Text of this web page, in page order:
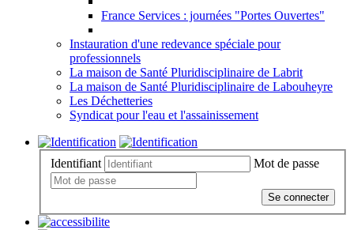
France Services : journées "Portes Ouvertes"
Instauration d'une redevance spéciale pour
professionnels
La maison de Santé Pluridisciplinaire de Labrit
La maison de Santé Pluridisciplinaire de Labouheyre
Les Déchetteries
Syndicat pour l'eau et l'assainissement
Identifiant Mot de passe
Se connecter